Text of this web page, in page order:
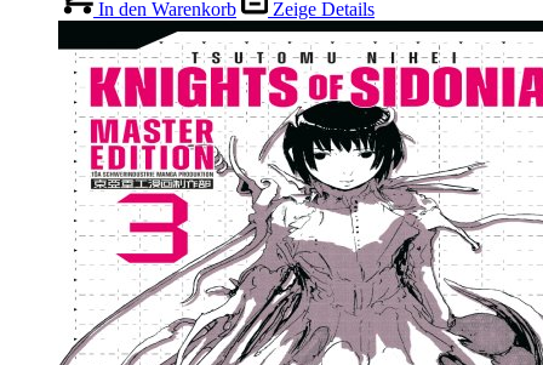
In den Warenkorb Zeige Details